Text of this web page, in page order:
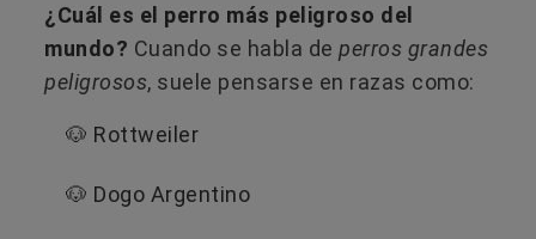
¿Cuál es el perro más peligroso del
mundo? Cuando se habla de perros grandes
peligrosos, suele pensarse en razas como:
🐶 Rottweiler
🐶 Dogo Argentino